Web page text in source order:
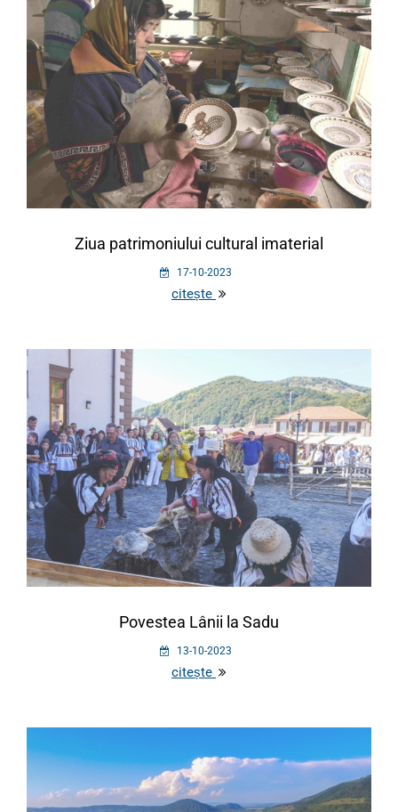
Ziua patrimoniului cultural imaterial
17-10-2023
citește
Povestea Lânii la Sadu
13-10-2023
citește